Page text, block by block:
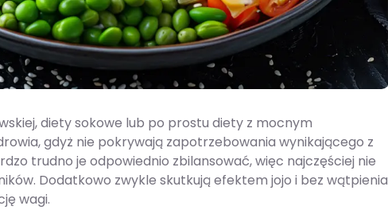
diety sokowe lub po prostu diety z mocnym
gdyż nie pokrywają zapotrzebowania wynikającego z
trudno je odpowiednio zbilansować, więc najczęściej nie
Dodatkowo zwykle skutkują efektem jojo i bez wątpienia
wagi.